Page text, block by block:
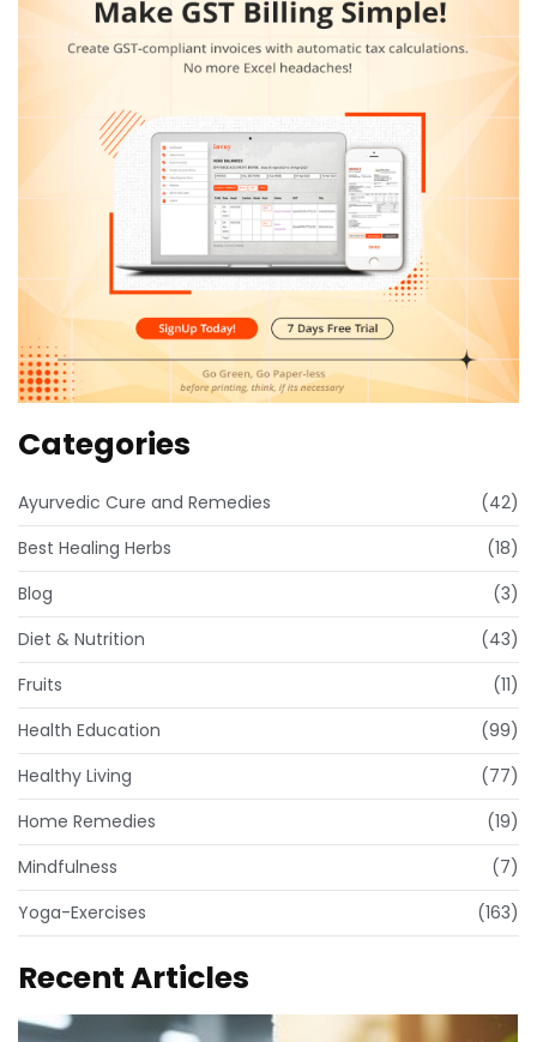
Categories
Ayurvedic Cure and Remedies
(42)
Best Healing Herbs
(18)
Blog
(3)
Diet & Nutrition
(43)
Fruits
(11)
Health Education
(99)
Healthy Living
(77)
Home Remedies
(19)
Mindfulness
(7)
Yoga-Exercises
(163)
Recent Articles